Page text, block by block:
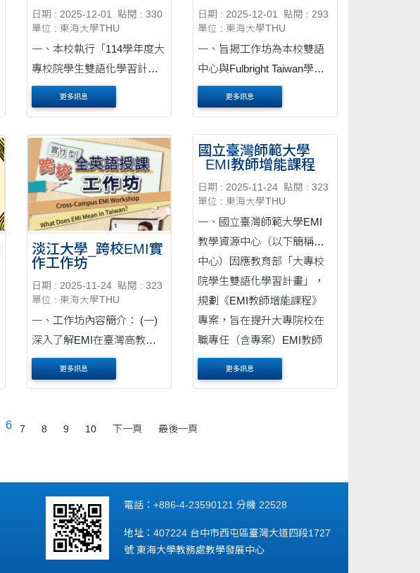
日期 : 2025-12-01
點閱 : 330
單位 : 東海大學THU
一、本校執行「114學年度大
專校院學生雙語化學習計
畫」，辦理「EMI教學精進
工作坊」，提昇EMI教學知
報（如附件）。 二、報名時
間：即日起至115年1月6日
止。 三、線上報名網址：
https:....
更多訊息
日期 : 2025-12-01
點閱 : 293
單位 : 東海大學THU
一、旨揭工作坊為本校雙語
中心與Fulbright Taiwan學術
交流 基金會協同規劃之活
動，透過美籍專業教學顧問
協助教師提升全英語授課之
專業知能，持 續發展EMI課
程之實務成效。 二、活動日
期：114年12....
更多訊息
淡江大學_跨校EMI實
作工作坊
日期 : 2025-11-24 點閱 : 323
單位 : 東海大學THU
一、工作坊內容簡介： (一)
深入了解EMI在臺灣高教脈
絡中的核心概念。 (二)掌握
可立即應用的EMI語言支架
更多訊息
國立臺灣師範大學
_EMI教師增能課程
日期 : 2025-11-24 點閱 : 323
單位 : 東海大學THU
一、國立臺灣師範大學EMI
教學資源中心（以下簡稱本
中心）因應教育部「大專校
院學生雙語化學習計畫」，
規劃《EMI教師增能課程》
專案，旨在提升大專院校在
職專任（含專案）EMI教師
的專業知能，協助教師精進
EMI教學技巧，....
更多訊息
6 7 8 9 10 下一頁 最後一頁
電話：+886-4-23590121 分機 22528
地址：407224 台中市西屯區臺灣大道四段1727
號 東海大學教務處教學發展中心